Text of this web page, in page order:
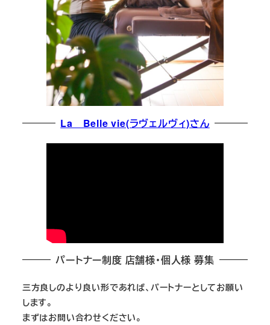
La Belle vie(ラヴェルヴィ)さん
パートナー制度 店舗様・個人様 募集
三方良しのより良い形であれば、パートナーとしてお願い
します。
まずはお問い合わせください。